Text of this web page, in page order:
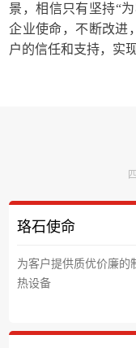
景 ，相信只有坚持“
企业使命，不断改进
户的信任和支持，实
珞石使命
为客户提供质优价廉的
热设备